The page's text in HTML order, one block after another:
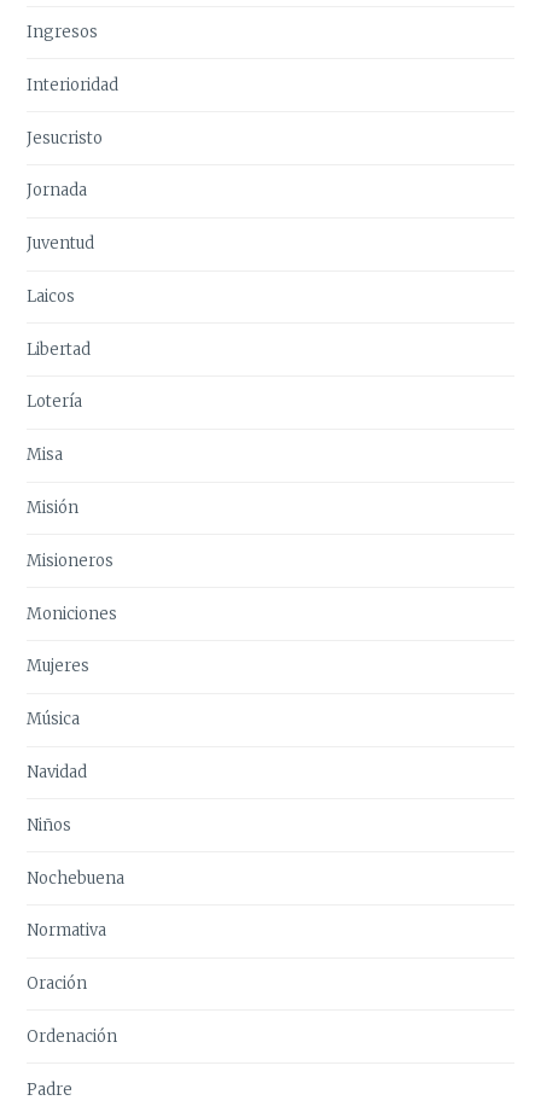
Ingresos
Interioridad
Jesucristo
Jornada
Juventud
Laicos
Libertad
Lotería
Misa
Misión
Misioneros
Moniciones
Mujeres
Música
Navidad
Niños
Nochebuena
Normativa
Oración
Ordenación
Padre